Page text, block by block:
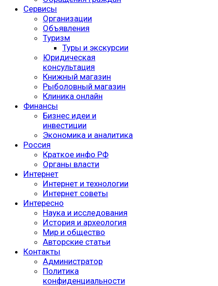
Сервисы
Организации
Объявления
Туризм
Туры и экскурсии
Юридическая
консультация
Книжный магазин
Рыболовный магазин
Клиника онлайн
Финансы
Бизнес идеи и
инвестиции
Экономика и аналитика
Россия
Краткое инфо РФ
Органы власти
Интернет
Интернет и технологии
Интернет советы
Интересно
Наука и исследования
История и археология
Мир и общество
Авторские статьи
Контакты
Администратор
Политика
конфиденциальности